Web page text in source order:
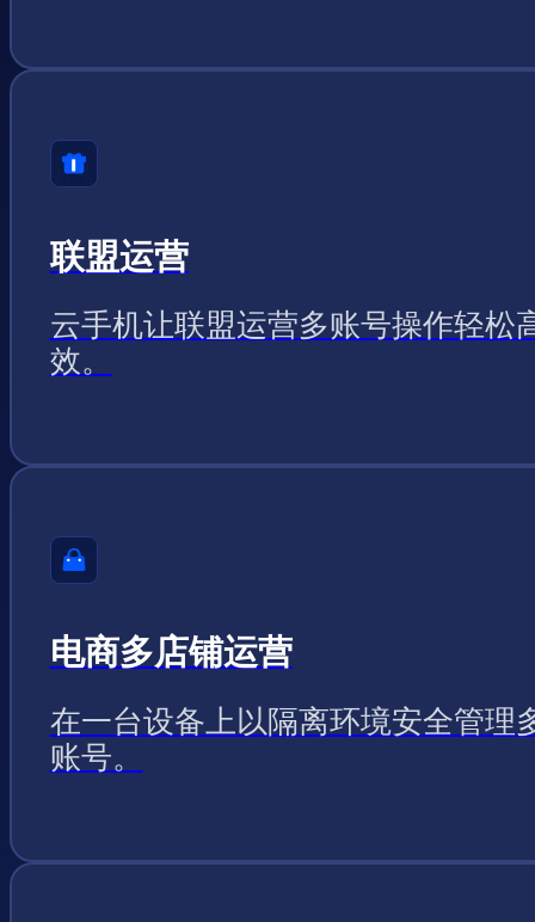
联盟运营
云手机让联盟运营多账号操作轻松
效。
电商多店铺运营
在一台设备上以隔离环境安全管理
账号。